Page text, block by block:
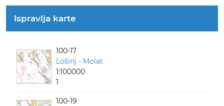
Ispravlja karte
100-17
Lošinj - Molat
1:100000
1
100-19